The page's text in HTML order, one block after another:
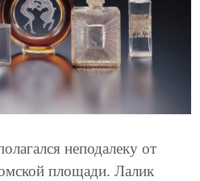
неподалеку от
площади. Лалик